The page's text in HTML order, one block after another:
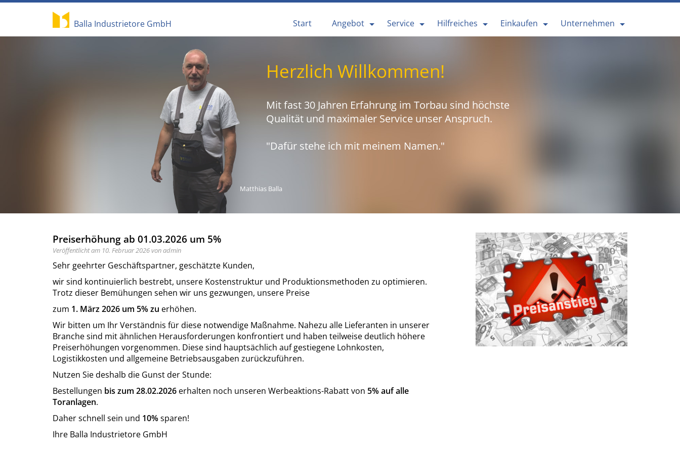
Balla Industrietore GmbH Start Angebot Service Hilfreiches Einkaufen Unternehmen
Herzlich Willkommen!
Mit fast 30 Jahren Erfahrung im Torbau sind höchste
Qualität und maximaler Service unser Anspruch.
"Dafür stehe ich mit meinem Namen."
Matthias Balla
Preiserhöhung ab 01.03.2026 um 5%
Veröffentlicht am 10. Februar 2026 von admin
Sehr geehrter Geschäftspartner, geschätzte Kunden,
wir sind kontinuierlich bestrebt, unsere Kostenstruktur und Produktionsmethoden zu optimieren.
Trotz dieser Bemühungen sehen wir uns gezwungen, unsere Preise
zum 1. März 2026 um 5% zu erhöhen.
Wir bitten um Ihr Verständnis für diese notwendige Maßnahme. Nahezu alle Lieferanten in unserer
Branche sind mit ähnlichen Herausforderungen konfrontiert und haben teilweise deutlich höhere
Preiserhöhungen vorgenommen. Diese sind hauptsächlich auf gestiegene Lohnkosten,
Logistikkosten und allgemeine Betriebsausgaben zurückzuführen.
Nutzen Sie deshalb die Gunst der Stunde:
Bestellungen bis zum 28.02.2026erhalten noch unseren Werbeaktions-Rabatt von 5% auf alle
Toranlagen.
Daher schnell sein und 10%sparen!
Ihre Balla Industrietore GmbH